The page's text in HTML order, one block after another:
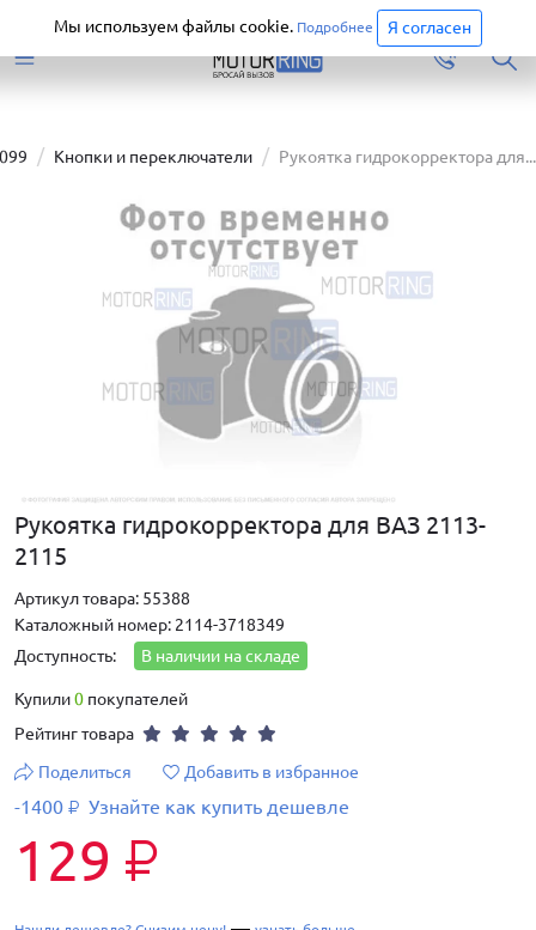
Перейти
Кнопки и переключатели Рукоятка гидрокорректора для...
Рукоятка гидрокорректора для ВАЗ 2113-
2115
Артикул товара: 55388
Каталожный номер: 2114-3718349
Доступность:
В наличии на складе
Купили0 покупателей
Рейтинг товара
Поделиться
Добавить в избранное
-1400 ₽ Узнайте как купить дешевле
129 ₽
Мы используем файлы cookie. Подробнее Я согласен